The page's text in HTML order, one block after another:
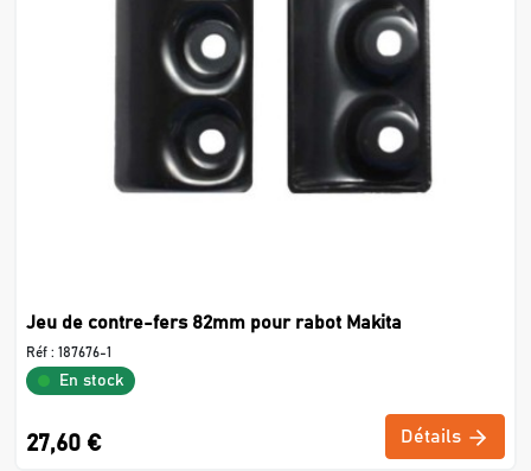
Jeu de contre-fers 82mm pour rabot Makita
Réf : 187676-1
En stock
27,60 € Détails